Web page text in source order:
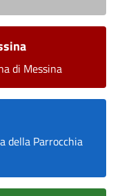
di Messina
della Parrocchia